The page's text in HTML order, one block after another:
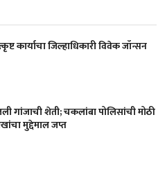
कार्याचा जिल्हाधिकारी विवेक जॉन्सन
गांजाची शेती; चकलांबा पोलिसांची मोठी
मुद्देमाल जप्त